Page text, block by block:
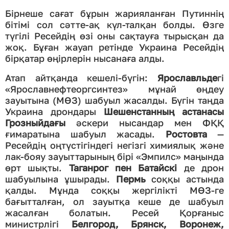
Бірнеше сағат бұрын жарияланған Путиннің
бітімі сол сәтте-ақ күл-талқан болды. Өзге
түгілі Ресейдің өзі оны сақтауға тырысқан да
жоқ. Бұған жауап ретінде Украина Ресейдің
бірқатар өңірлерін нысанаға алды.
Атап айтқанда кешелі-бүгін: Ярославльдегі
«Ярославнефтеоргсинтез» мұнай өңдеу
зауытына (МӨЗ) шабуыл жасалды. Бүгін таңда
Украина дрондары Шешенстанның астанасы
Грозныйдағы әскери нысандар мен ФҚҚ
ғимаратына шабуыл жасады. Ростовта—
Ресейдің оңтүстігіндегі негізгі химиялық және
лак-бояу зауыттарының бірі «Эмпилс» маңында
өрт шықты. Таганрог пен Батайскі де дрон
шабуылына ұшырады. Пермьсоққы астында
қалды. Мұнда соққы жергілікті МӨЗ-ге
бағытталған, ол зауытқа кеше де шабуыл
жасалған болатын. Ресей Қорғаныс
министрлігі Белгород, Брянск, Воронеж,